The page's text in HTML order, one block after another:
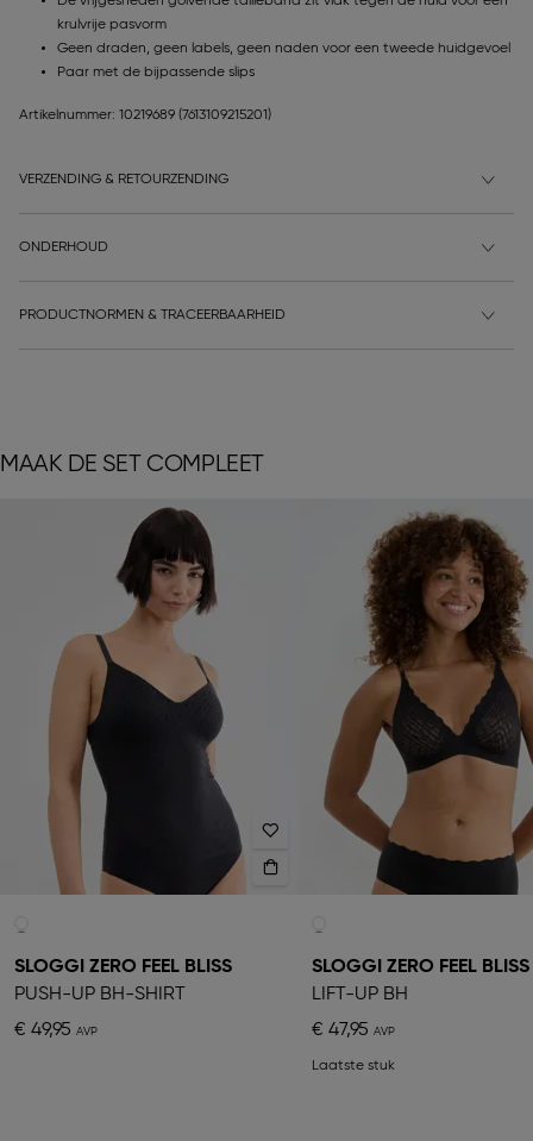
krulvrije pasvorm
Geen draden, geen labels, geen naden voor een tweede huidgevoel
Paar met de bijpassende slips
Artikelnummer: 10219689 (7613109215201)
VERZENDING & RETOURZENDING
ONDERHOUD
PRODUCTNORMEN & TRACEERBAARHEID
MAAK DE SET COMPLEET
SLOGGI ZERO FEEL BLISS
PUSH-UP BH-SHIRT
€ 49,95
SLOGGI ZERO FEEL BLISS
LIFT-UP BH
€ 47,95
Laatste stuk